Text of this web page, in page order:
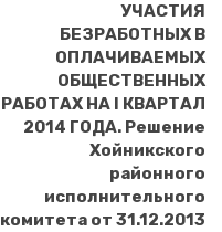
УЧАСТИЯ
БЕЗРАБОТНЫХ В
ОПЛАЧИВАЕМЫХ
ОБЩЕСТВЕННЫХ
РАБОТАХ НА I КВАРТАЛ
2014 ГОДА. Решение
Хойникского
районного
исполнительного
комитета от 31.12.2013